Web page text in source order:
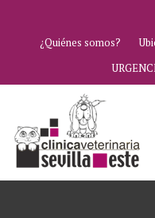
contenido¿Quiénes somos?